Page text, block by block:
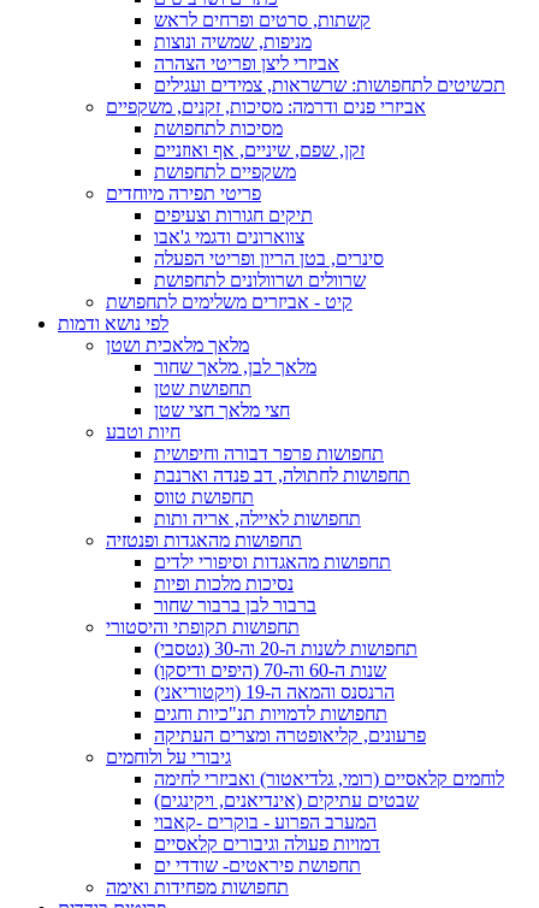
קשתות, סרטים ופרחים לראש
מניפות, שמשיה ונוצות
אביזרי ליצן ופריטי הצהרה
תכשיטים לתחפושות: שרשראות, צמידים ועגילים
אביזרי פנים ודרמה: מסיכות, זקנים, משקפיים
מסיכות לתחפושת
זקן, שפם, שיניים, אף ואוזניים
משקפיים לתחפושת
פריטי תפירה מיוחדים
תיקים חגורות וצעיפים
צווארונים ודגמי ג'אבו
סינרים, בטן הריון ופריטי הפעלה
שרוולים ושרוולונים לתחפושת
קיט - אביזרים משלימים לתחפושת
לפי נושא ודמות
מלאך מלאכית ושטן
מלאך לבן, מלאך שחור
תחפושת שטן
חצי מלאך חצי שטן
חיות וטבע
תחפושות פרפר דבורה וחיפושית
תחפושות לחתולה, דב פנדה וארנבת
תחפושת טווס
תחפושות לאיילה, אריה ותות
תחפושות מהאגדות ופנטזיה
תחפושות מהאגדות וסיפורי ילדים
נסיכות מלכות ופיות
ברבור לבן ברבור שחור
תחפושות תקופתי והיסטורי
תחפושות לשנות ה-20 וה-30 (גטסבי)
שנות ה-60 וה-70 (היפים ודיסקו)
הרנסנס והמאה ה-19 (ויקטוריאני)
תחפושות לדמויות תנ"כיות וחגים
פרעונים, קליאופטרה ומצרים העתיקה
גיבורי על ולוחמים
לוחמים קלאסיים (רומי, גלדיאטור) ואביזרי לחימה
שבטים עתיקים (אינדיאנים, ויקינגים)
המערב הפרוע - בוקרים -קאבוי
דמויות פעולה וגיבורים קלאסיים
תחפושת פיראטים- שודדי ים
תחפושות מפחידות ואימה